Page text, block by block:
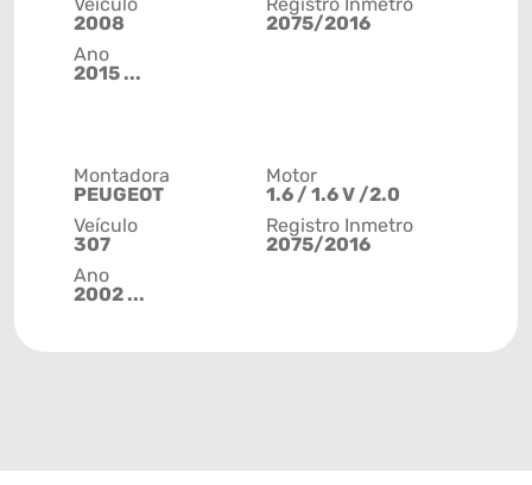
Veículo
2008
Ano
2015 ...
Registro Inmetro
2075/2016
Montadora
PEUGEOT
Veículo
307
Ano
2002 ...
Motor
1.6 / 1.6 V /2.0
Registro Inmetro
2075/2016